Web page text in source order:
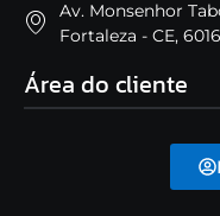
Av. Monsenhor
Fortaleza - CE,
Área do cliente